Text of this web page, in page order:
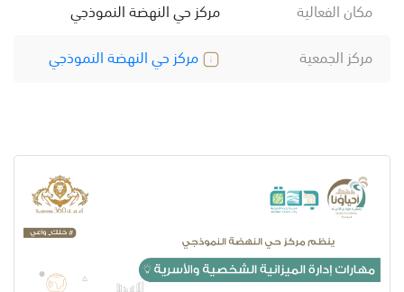
مكان الفعالية
مركز حي النهضة النموذجي
مركز الجمعية
مركز حي النهضة النموذجي